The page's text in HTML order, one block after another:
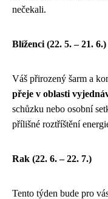
nečekali.
Blíženci (22. 5. – 21. 6.)
Váš přirozený šarm a
přeje v oblasti
schůzku nebo osobní
přílišné roztříštění
Rak (22. 6. – 22. 7.)
Tento týden bude pro